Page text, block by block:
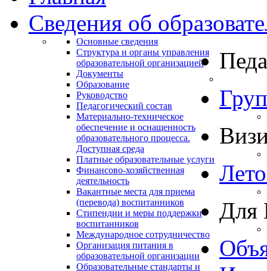
Сведения об
Основные сведения
Структура и органы управления
образовательной организацией
Документы
Образование
Руководство
Педагогический состав
Материально-техническое
обеспечение и оснащенность
образовательного процесса.
Доступная среда
Платные образовательные услуги
Финансово-хозяйственная
деятельность
Вакантные места для приема
(перевода) воспитанников
Стипендии и меры поддержки
воспитанников
Международное сотрудничество
Организация питания в
образовательной организации
Образовательные стандарты и
Для